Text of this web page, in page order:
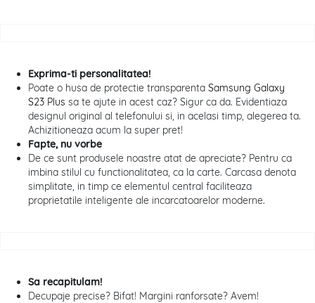
Exprima-ti personalitatea!
Poate o husa de protectie transparenta Samsung Galaxy
S23 Plus sa te ajute in acest caz? Sigur ca da. Evidentiaza
designul original al telefonului si, in acelasi timp, alegerea ta.
Achizitioneaza acum la super pret!
Fapte, nu vorbe
De ce sunt produsele noastre atat de apreciate? Pentru ca
imbina stilul cu functionalitatea, ca la carte. Carcasa denota
simplitate, in timp ce elementul central faciliteaza
proprietatile inteligente ale incarcatoarelor moderne.
Sa recapitulam!
Decupaje precise? Bifat! Margini ranforsate? Avem!